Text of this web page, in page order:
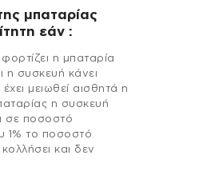
μπαταρίας
εάν :
η μπαταρία
η συσκευή κάνει
έχει μειωθεί αισθητά η
η συσκευή
σε ποσοστό
1% το ποσοστό
και δεν